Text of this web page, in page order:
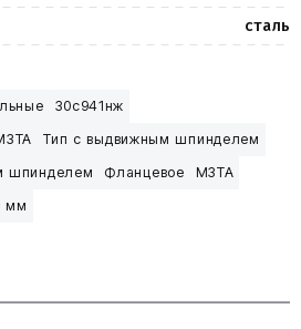
сталь
30с941нж
Тип с выдвижным шпинделем
шпинделем Фланцевое
МЗТА
мм